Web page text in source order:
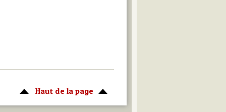
Haut de la page